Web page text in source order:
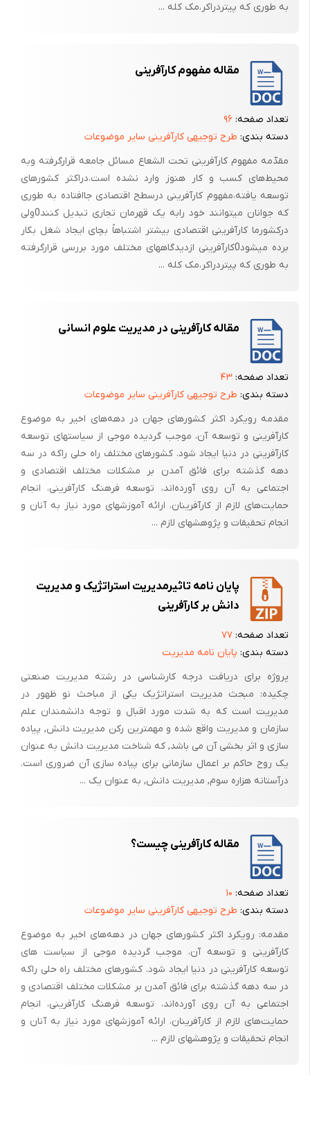
به طوری که پیتردراکر،مک کله ...
مقاله مفهوم کارآفرینی
تعداد صفحه: ۹۶
دسته بندی: طرح توجیهی کارآفرینی سایر موضوعات
مقدّمه مفهوم کارآفرینی تحت الشعاع مسائل جامعه قرارگرفته وبه
محیط‌های کسب و کار هنوز وارد نشده است،دراکثر کشورهای
توسعه یافته،مفهوم کارآفرینی درسطح اقتصادی جاافتاده به طوری
که جوانان میتوانند خود رابه یک قهرمان تجاری تبدیل کنند0ولی
درکشورما کارآفرینی اقتصادی بیشتر اشتباهاً بچای ایجاد شغل بکار
برده میشود0کارآفرینی ازدیدگاههای مختلف مورد بررسی قرارگرفته
به طوری که پیتردراکر،مک کله ...
مقاله کارآفرینی در مدیریت علوم انسانی
تعداد صفحه: ۴۳
دسته بندی: طرح توجیهی کارآفرینی سایر موضوعات
مقدمه رویکرد اکثر کشورهای جهان در دهه‌های اخیر به موضوع
کارآفرینی و توسعه آن، موجب گردیده‌ موجی از سیاستهای توسعه
کارآفرینی در دنیا ایجاد شود. کشورهای مختلف راه حلی راکه در سه
دهه گذشته برای فائق آمدن بر مشکلات مختلف اقتصادی و
اجتماعی به آن روی آورده‌اند، توسعه فرهنگ کارآفرینی، انجام
حمایت‌های لازم از کارآفرینان، ارائه آموزشهای مورد نیاز به آنان و
انجام تحقیقات و پژوهشهای لازم ...
پایان نامه تاثیرمدیریت استراتژیک و مدیریت
دانش بر کارآفرینی
تعداد صفحه: ۷۷
دسته بندی: پایان نامه مدیریت
پروژه برای دریافت درجه کارشناسی در رشته مدیریت صنعتی
چکیده: مبحث مدیریت استراتژیک یکی از مباحث نو ظهور در
مدیریت است که به شدت مورد اقبال و توجه دانشمندان علم
سازمان و مدیریت واقع شده و مهمترین رکن مدیریت دانش, پیاده
سازی و اثر بخشی آن می باشد, که شناخت مدیریت دانش به عنوان
یک روح حاکم بر اعمال سازمانی برای پیاده سازی آن ضروری است.
درآستانه هزاره سوم, مدیریت دانش, به عنوان یک ...
مقاله کارآفرینی چیست؟
تعداد صفحه: ۱۰
دسته بندی: طرح توجیهی کارآفرینی سایر موضوعات
مقدمه: رویکرد اکثر کشورهای جهان در دهه‌های اخیر به موضوع
کارآفرینی و توسعه آن، موجب گردیده‌ موجی از سیاست های
توسعه کارآفرینی در دنیا ایجاد شود. کشورهای مختلف راه حلی راکه
در سه دهه گذشته برای فائق آمدن بر مشکلات مختلف اقتصادی و
اجتماعی به آن روی آورده‌اند، توسعه فرهنگ کارآفرینی، انجام
حمایت‌های لازم از کارآفرینان، ارائه آموزشهای مورد نیاز به آنان و
انجام تحقیقات و پژوهشهای لازم ...